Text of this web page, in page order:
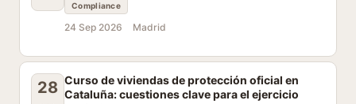
Compliance
24 Sep 2026 Madrid
28 Curso de viviendas de protección oficial en
Cataluña: cuestiones clave para el ejercicio